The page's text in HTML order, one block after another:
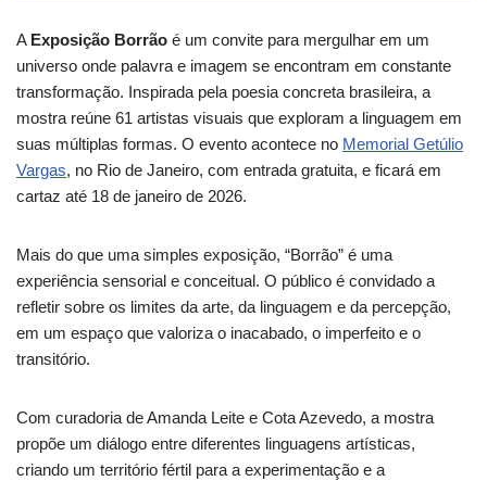
A Exposição Borrão é um convite para mergulhar em um
universo onde palavra e imagem se encontram em constante
transformação. Inspirada pela poesia concreta brasileira, a
mostra reúne 61 artistas visuais que exploram a linguagem em
suas múltiplas formas. O evento acontece no Memorial Getúlio
Vargas, no Rio de Janeiro, com entrada gratuita, e ficará em
cartaz até 18 de janeiro de 2026.
Mais do que uma simples exposição, “Borrão” é uma
experiência sensorial e conceitual. O público é convidado a
refletir sobre os limites da arte, da linguagem e da percepção,
em um espaço que valoriza o inacabado, o imperfeito e o
transitório.
Com curadoria de Amanda Leite e Cota Azevedo, a mostra
propõe um diálogo entre diferentes linguagens artísticas,
criando um território fértil para a experimentação e a